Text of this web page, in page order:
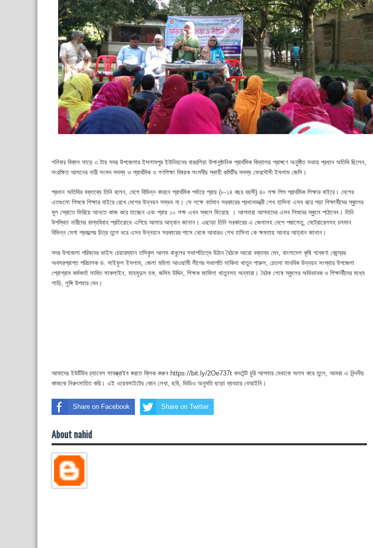
শনিবার বিকাল সাড়ে ৩ টায় সদর উপজেলার ইসলামপুর ইউনিয়নের বাররশিয়া উপানুষ্ঠানিক প্রার্থমিক বিদ্যালয় প্রাঙ্গণে অনুষ্ঠিত সভায় প্রধান অতিথি ছিলেন,
সংরক্ষিত আসনের নারী সংসদ সদস্য ও প্রার্থমিক ও গণশিক্ষা বিষয়ক সংসদীয় স্থায়ী কমিটির সদস্য ফেরদৌসী ইসলাম জেসি।
প্রধান অতিথির বক্তব্যে তিনি বলেন, দেশে বিভিন্ন কারনে প্রার্থমিক পর্যায়ে প্রায় (৮-১৪ বছর বয়সী) ৪০ লক্ষ শিশু প্রার্থমিক শিক্ষার বাইরে। দেশের
এতগুলো শিশুকে শিক্ষার বাইরে রেখে দেশের উন্নয়ন সম্ভব না। সে লক্ষে বর্তমান সরকারের প্রধানমন্ত্রী শেখ হাসিনা এসব ঝরে পড়া শিক্ষার্থীদের স্কুলের
মুল স্রোতে ফিরিয়ে আনতে কাজ করে যাচ্ছেন এবং প্রায় ১০ লক্ষ এখন স্কলে ফিরেছে । আপনারা আপনাদের এসব শিশুদের স্কুলে পাঠাবেন। তিনি
উপস্থিত নারীদের বাল্যবিবাহ প্রতিরোধে এগিয়ে আসার আহ্বান জানান। এছাড়া তিনি সরকারের এ জেলাসহ দেশে পদ্মাসেতু, মেট্রোরেলসহ চলমান
বিভিন্ন মেগা প্রকল্পের চিত্র তুলে ধরে এসব উন্নয়নে সরকারের পাসে থেকে আবারও শেখ হাসিনা কে ক্ষমতায় আনার আহ্বান জানান।
সদর উপজেলা পরিষদের ভাইস চেয়ারম্যান তসিকুল আলম বাবুলের সভাপতিত্বে উঠান বৈঠকে আরো বক্তব্য দেন, বাংলাদেশ কৃষি গবেষণা কেন্দ্রের
অবসরপ্রাপ্ত পরিচালক ড. সাইফুল ইসলাম, জেলা মহিলা আওয়ামী লীগের সভাপতি সাকিনা খাতুন পারুল, চেতনা মানবিক উন্নয়ন সংস্থার উপজেলা
প্রোগ্রাম কর্মকর্তা সাবিত সাকলাইন, মাহমুদুল হক, জসিম উদ্দিন, শিক্ষক জামিলা খাতুনসহ অন্যারা। বৈঠক শেষে স্কুলের অভিভাবক ও শিক্ষার্থীদের মধ্যে
শাড়ি, লুঙ্গি উপহার দেন।
আমাদের ইউটিউব চ্যানেল সাবস্ক্রাইব করতে ক্লিক করুন https://bit.ly/2Oe737t কনটেন্ট চুরি আপনার মেধাকে অলস করে তুলে, আমরা এ নিন্দনীয়
কাজকে নিরুৎসাহিত করি। এই ওয়েবসাইটের কোন লেখা, ছবি, ভিডিও অনুমতি ছাড়া ব্যবহার বেআইনি।
Share on Facebook Share on Twitter
About nahid